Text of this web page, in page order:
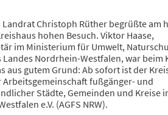
Landrat Christoph Rüther begrüßte am
hohen Besuch. Viktor Haase,
im Ministerium für Umwelt,
Landes Nordrhein-Westfalen, war beim
aus gutem Grund: Ab sofort ist der
Arbeitsgemeinschaft fußgänger- und
Städte, Gemeinden und Kreise
e.V. (AGFS NRW).